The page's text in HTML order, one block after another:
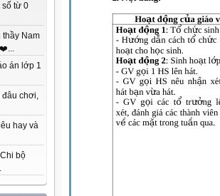
số từ 0
thầy Nam
án lớp 1
đâu chơi,
hay và
bộ